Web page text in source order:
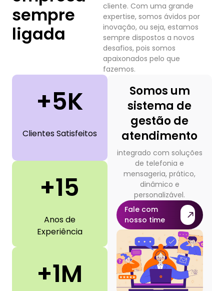
sempre
ligada
cliente. Com uma grande
expertise, somos ávidos por
inovação, ou seja, estamos
sempre dispostos a novos
desafios, pois somos
apaixonados pelo que
fazemos.
+5K
Clientes Satisfeitos
+15
Anos de
Experiência
+1M
Somos um
sistema de
gestão de
atendimento
integrado com soluções
de telefonia e
mensageria, prático,
dinâmico e
personalizável.
Fale com
nosso time